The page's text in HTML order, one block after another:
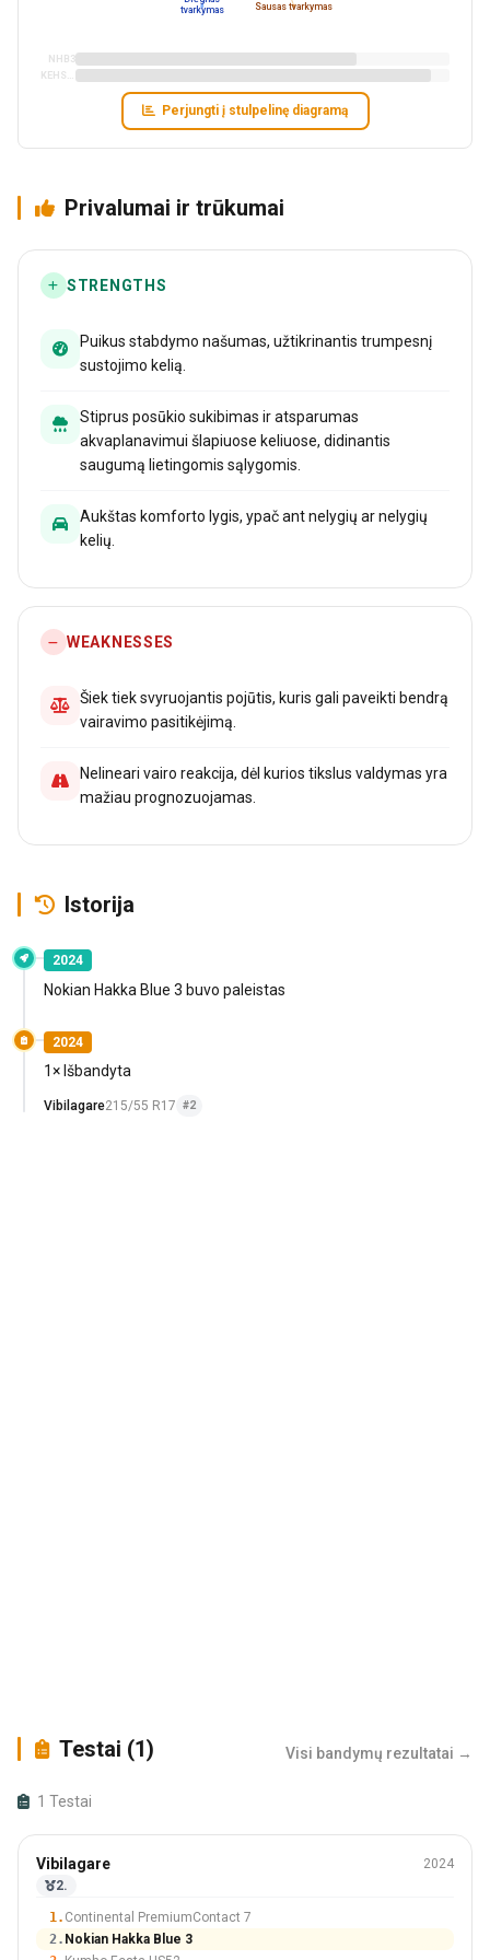
Sausas tvarkymas
tvarkymas
NHB3
Perjungti į stulpelinę diagramą
Privalumai ir trūkumai
STRENGTHS
Puikus stabdymo našumas, užtikrinantis trumpesnį
sustojimo kelią.
Stiprus posūkio sukibimas ir atsparumas
akvaplanavimui šlapiuose keliuose, didinantis
saugumą lietingomis sąlygomis.
Aukštas komforto lygis, ypač ant nelygių ar nelygių
kelių.
WEAKNESSES
Šiek tiek svyruojantis pojūtis, kuris gali paveikti bendrą
vairavimo pasitikėjimą.
Nelineari vairo reakcija, dėl kurios tikslus valdymas yra
mažiau prognozuojamas.
Istorija
2024
Nokian Hakka Blue 3 buvo paleistas
2024
1× Išbandyta
Vibilagare215/55 R17 #2
Testai (1) Visi bandymų rezultatai →
1 Testai
215/55 R17
#2 Iš 9 Padangos
Vibilagare
2024
2.
1. Continental PremiumContact 7
2. Nokian Hakka Blue 3